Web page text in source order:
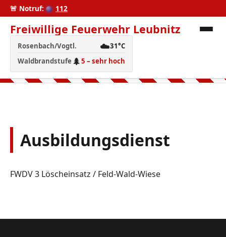
🚨 Notruf: 112
Freiwillige Feuerwehr Leubnitz
Rosenbach/Vogtl. ☁️31°C
Waldbrandstufe🌲5 – sehr hoch
Ausbildungsdienst
FWDV 3 Löscheinsatz / Feld-Wald-Wiese